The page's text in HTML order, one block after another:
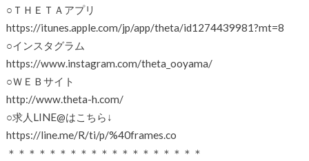
○ＴＨＥＴＡアプリ
https://itunes.apple.com/jp/app/theta/id1274439981?mt=8
○インスタグラム
https://www.instagram.com/theta_ooyama/
○ＷＥＢサイト
http://www.theta-h.com/
○求人LINE@はこちら↓
https://line.me/R/ti/p/%40frames.co
＊＊＊＊＊＊＊＊＊＊＊＊＊＊＊＊＊＊＊